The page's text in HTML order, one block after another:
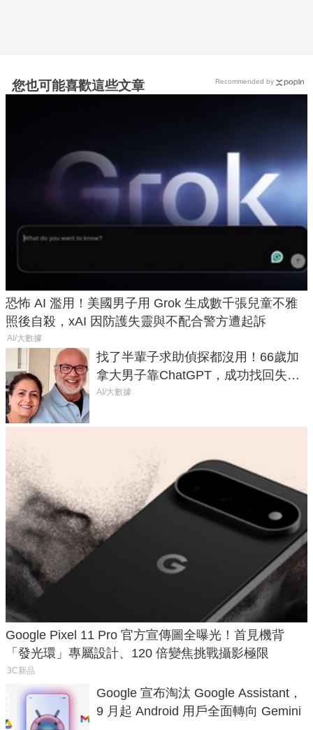
您也可能喜歡這些文章
恐怖 AI 濫用！美國男子用 Grok 生成數千張兒童不雅
照後自殺，xAI 因防護失靈與不配合警方遭起訴
AI/大數據
找了半輩子求助偵探都沒用！66歲加
拿大男子靠ChatGPT，成功找回失散
50年家人
AI/大數據
Google Pixel 11 Pro 官方宣傳圖全曝光！首見機背
「發光環」專屬設計、120 倍變焦挑戰攝影極限
3C新品
Google 宣布淘汰 Google Assistant，
9 月起 Android 用戶全面轉向 Gemini
Recommended by